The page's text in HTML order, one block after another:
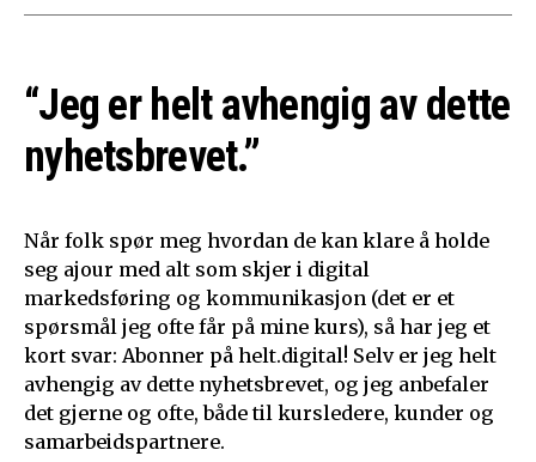
“Jeg er helt avhengig av dette
nyhetsbrevet.”
Når folk spør meg hvordan de kan klare å holde
seg ajour med alt som skjer i digital
markedsføring og kommunikasjon (det er et
spørsmål jeg ofte får på mine kurs), så har jeg et
kort svar: Abonner på helt.digital! Selv er jeg helt
avhengig av dette nyhetsbrevet, og jeg anbefaler
det gjerne og ofte, både til kursledere, kunder og
samarbeidspartnere.